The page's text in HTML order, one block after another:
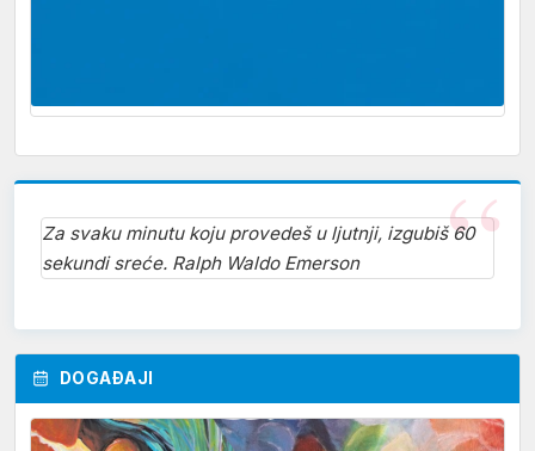
Za svaku minutu koju provedeš u ljutnji, izgubiš 60
sekundi sreće. Ralph Waldo Emerson
DOGAĐAJI